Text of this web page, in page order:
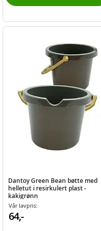
Dantoy Green Bean bøtte med
helletut i resirkulert plast -
kakigrønn
Vår lavpris:
64,-